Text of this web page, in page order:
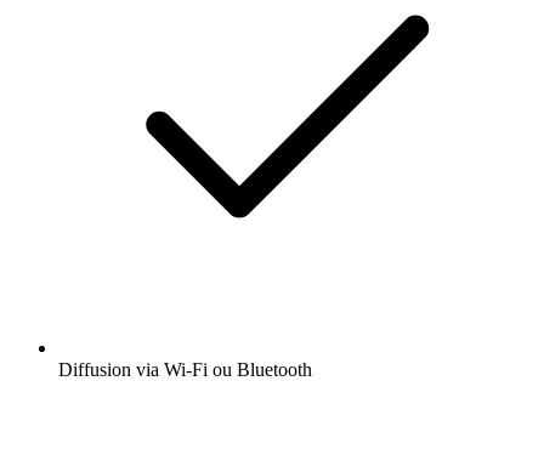
Diffusion via Wi-Fi ou Bluetooth